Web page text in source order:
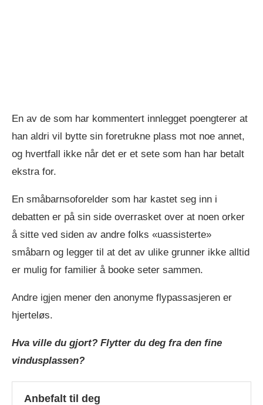
En av de som har kommentert innlegget poengterer at
han aldri vil bytte sin foretrukne plass mot noe annet,
og hvertfall ikke når det er et sete som han har betalt
ekstra for.
En småbarnsoforelder som har kastet seg inn i
debatten er på sin side overrasket over at noen orker
å sitte ved siden av andre folks «uassisterte»
småbarn og legger til at det av ulike grunner ikke alltid
er mulig for familier å booke seter sammen.
Andre igjen mener den anonyme flypassasjeren er
hjerteløs.
Hva ville du gjort? Flytter du deg fra den fine
vindusplassen?
Anbefalt til deg